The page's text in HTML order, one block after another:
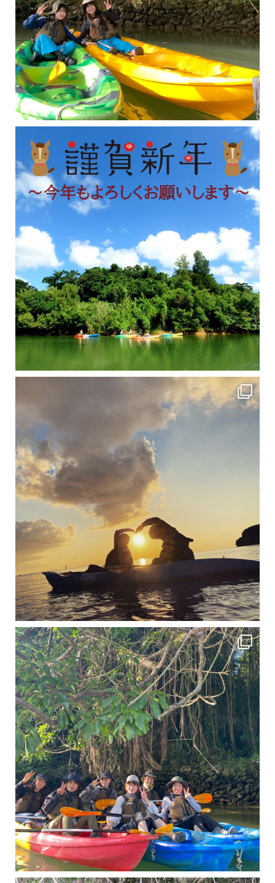
修学旅行シーズンも終わり、一気に冷え込んできました。 2025年今年もあっという間に終
12月に入り、沖縄も流石に半袖では過ごせなくなってきました
ですが、日中はまだ20℃
11月となり沖縄も寒くなってきましたが まだまだ沖縄は半袖です
この時期は、修学旅行